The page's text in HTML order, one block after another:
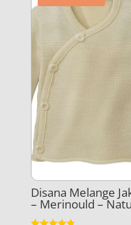
Disana Melange
– Merinould –